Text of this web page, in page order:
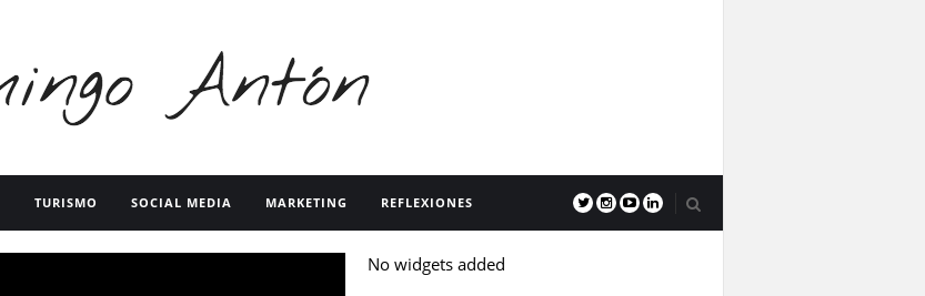
TURISMO SOCIAL MEDIA MARKETING REFLEXIONES
No widgets added